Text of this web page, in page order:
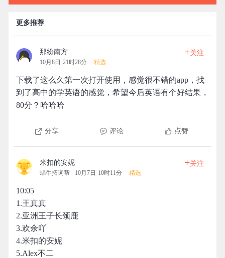
更多推荐
那纷南方
10月8日 21时28分 精选
+关注
下载了这么久第一次打开使用，感觉很不错的app，找
到了高中的学英语的感觉，希望今后英语有个好结果，
80分？哈哈哈
分享 评论 点赞
米扣的安妮
蜗牛拓词帮 10月7日 10时11分 精选
+关注
10:05
1.王真真
2.亚洲王子长颈鹿
3.欢余吖
4.米扣的安妮
5.Alex不二